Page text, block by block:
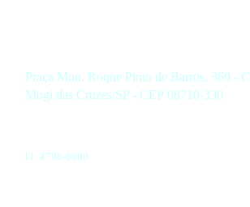
Praça Mon. Roque Pinto de Barros, 360 -
Mogi das Cruzes/SP - CEP 08710-330
11 4798-6900